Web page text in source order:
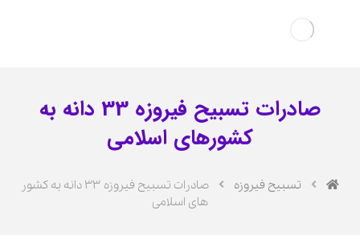
صادرات تسبیح فیروزه 33 دانه به
کشورهای اسلامی
تسبیح فیروزه
صادرات تسبیح فیروزه 33 دانه به کشور
های اسلامی